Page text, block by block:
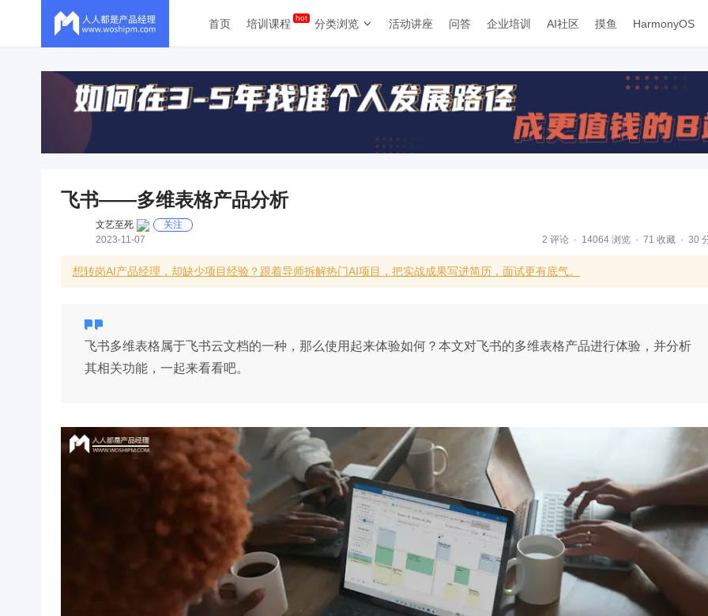
首页 培训课程 分类浏览 活动讲座 问答 企业培训 AI社区 摸鱼 HarmonyOS
飞书——多维表格产品分析
文艺至死
关注
2023-11-07
2 评论 14064 浏览 71 收藏 30
想转岗AI产品经理，却缺少项目经验？跟着导师拆解热门AI项目，把实战成果写进简历，面试更有底气。
飞书多维表格属于飞书云文档的一种，那么使用起来体验如何？本文对飞书的多维表格产品进行体验，并分析
其相关功能，一起来看看吧。